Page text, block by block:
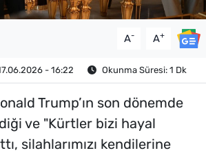
A- A+
- 16:22 Okunma Süresi: 1 Dk
Trump’ın son dönemde
ve "Kürtler bizi hayal
silahlarımızı kendilerine